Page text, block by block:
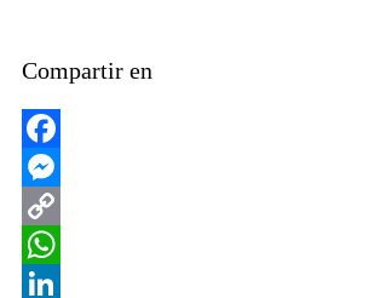
Compartir en
Facebook
Messenger
Copy
Link
WhatsApp